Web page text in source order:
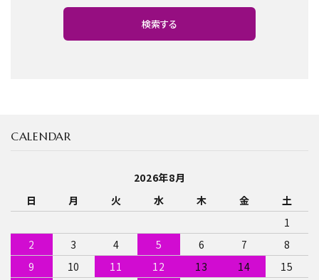
検索する
キーワード
カテゴリー
CALENDAR
2026年8月
日
月 火 水 木 金
土
1
2
3 4 5 6 7
8
9
10 11 12 13 14
15